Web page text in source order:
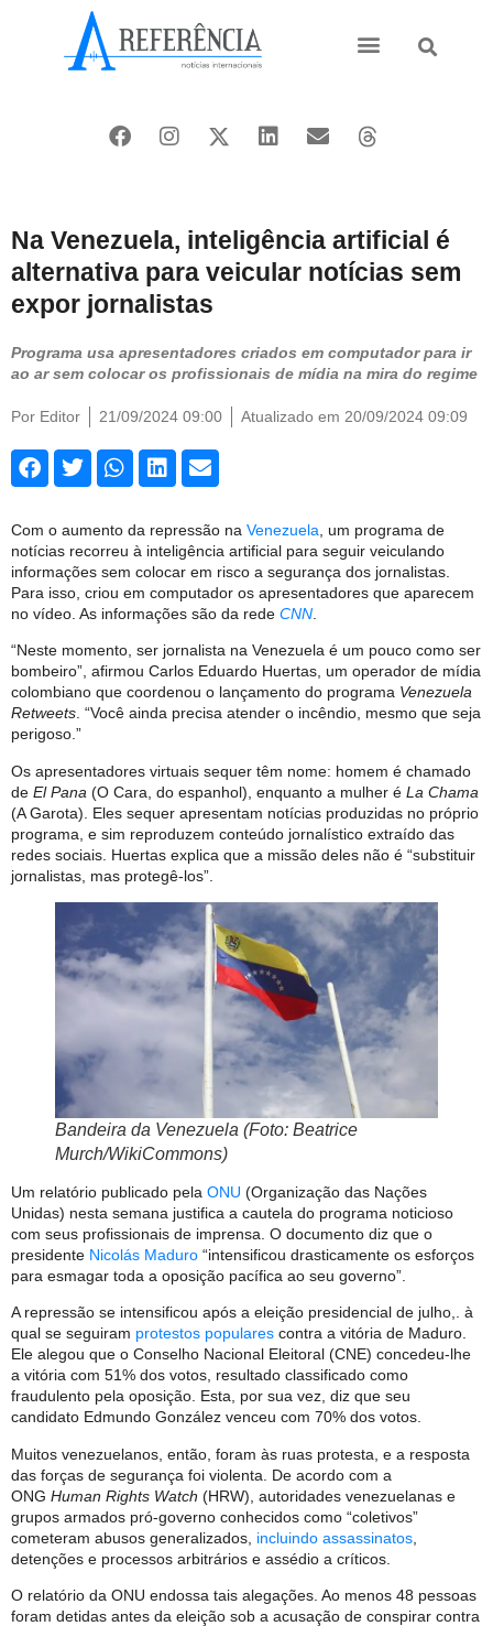
Na Venezuela, inteligência artificial é
alternativa para veicular notícias sem
expor jornalistas
Programa usa apresentadores criados em computador para ir
ao ar sem colocar os profissionais de mídia na mira do regime
Por Editor 21/09/2024 09:00 Atualizado em 20/09/2024 09:09
Com o aumento da repressão na Venezuela , um programa de
notícias recorreu à inteligência artificial para seguir veiculando
informações sem colocar em risco a segurança dos jornalistas.
Para isso, criou em computador os apresentadores que aparecem
no vídeo. As informações são da rede CNN
“Neste momento, ser jornalista na Venezuela é um pouco como ser
bombeiro”, afirmou Carlos Eduardo Huertas, um operador de mídia
colombiano que coordenou o lançamento do programa Venezuela
Retweets. “Você ainda precisa atender o incêndio, mesmo que seja
perigoso.”
Os apresentadores virtuais sequer têm nome: homem é chamado
de El Pana (O Cara, do espanhol), enquanto a mulher é La Chama
(A Garota). Eles sequer apresentam notícias produzidas no próprio
programa, e sim reproduzem conteúdo jornalístico extraído das
redes sociais. Huertas explica que a missão deles não é “substituir
jornalistas, mas protegê-los”.
Bandeira da Venezuela (Foto: Beatrice
Murch/WikiCommons)
Um relatório publicado pela ONU (Organização das Nações
Unidas) nesta semana justifica a cautela do programa noticioso
com seus profissionais de imprensa. O documento diz que o
presidente Nicolás Maduro “intensificou drasticamente os esforços
para esmagar toda a oposição pacífica ao seu governo”.
A repressão se intensificou após a eleição presidencial de julho,. à
qual se seguiram protestos populares contra a vitória de Maduro.
Ele alegou que o Conselho Nacional Eleitoral (CNE) concedeu-lhe
a vitória com 51% dos votos, resultado classificado como
fraudulento pela oposição. Esta, por sua vez, diz que seu
candidato Edmundo González venceu com 70% dos votos.
Muitos venezuelanos, então, foram às ruas protesta, e a resposta
das forças de segurança foi violenta. De acordo com a
ONG Human Rights Watch (HRW), autoridades venezuelanas e
grupos armados pró-governo conhecidos como “coletivos”
cometeram abusos generalizados, incluindo assassinatos
detenções e processos arbitrários e assédio a críticos.
O relatório da ONU endossa tais alegações. Ao menos 48 pessoas
foram detidas antes da eleição sob a acusação de conspirar contra